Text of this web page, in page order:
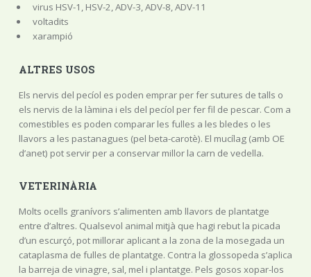
virus HSV-1, HSV-2, ADV-3, ADV-8, ADV-11
voltadits
xarampió
ALTRES USOS
Els nervis del pecíol es poden emprar per fer sutures de talls o
els nervis de la làmina i els del pecíol per fer fil de pescar. Com a
comestibles es poden comparar les fulles a les bledes o les
llavors a les pastanagues (pel beta-carotè). El mucílag (amb OE
d’anet) pot servir per a conservar millor la carn de vedella.
VETERINÀRIA
Molts ocells granívors s’alimenten amb llavors de plantatge
entre d’altres. Qualsevol animal mitjà que hagi rebut la picada
d’un escurçó, pot millorar aplicant a la zona de la mosegada un
cataplasma de fulles de plantatge. Contra la glossopeda s’aplica
la barreja de vinagre, sal, mel i plantatge. Pels gosos xopar-los